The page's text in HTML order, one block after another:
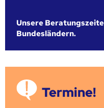
Unsere
Bundesländern.
Termine!